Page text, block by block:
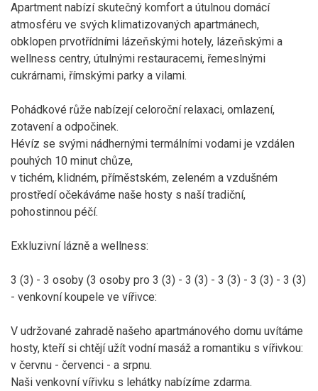
Apartment nabízí skutečný komfort a útulnou domácí
atmosféru ve svých klimatizovaných apartmánech,
obklopen prvotřídními lázeňskými hotely, lázeňskými a
wellness centry, útulnými restauracemi, řemeslnými
cukrárnami, římskými parky a vilami.
Pohádkové růže nabízejí celoroční relaxaci, omlazení,
zotavení a odpočinek.
Hévíz se svými nádhernými termálními vodami je vzdálen
pouhých 10 minut chůze,
v tichém, klidném, příměstském, zeleném a vzdušném
prostředí očekáváme naše hosty s naší tradiční,
pohostinnou péčí.
Exkluzivní lázně a wellness:
3 (3) - 3 osoby (3 osoby pro 3 (3) - 3 (3) - 3 (3) - 3 (3) - 3 (3)
- venkovní koupele ve vířivce:
V udržované zahradě našeho apartmánového domu uvítáme
hosty, kteří si chtějí užít vodní masáž a romantiku s vířivkou:
v červnu - červenci - a srpnu.
Naši venkovní vířivku s lehátky nabízíme zdarma.